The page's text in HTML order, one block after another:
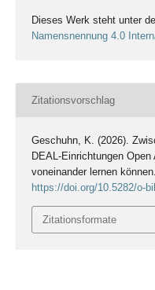
Dieses Werk steht unter
Namensnennung 4.0
Zitationsvorschlag
Geschuhn, K. (2026).
DEAL-Einrichtungen
voneinander lernen können.
https://doi.org/10.5282/o-
Zitationsformate